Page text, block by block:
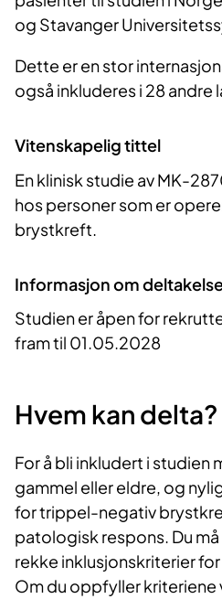
og Stavanger
Dette er en stor
også inkluderes i 28 andre
Vitenskapelig tittel
En klinisk studie av MK-
hos personer som er
brystkreft.
Informasjon om
Studien er åpen for
fram til 01.05.2028
Hvem kan delta?
For å bli inkludert i studien
gammel eller eldre, og
for trippel-negativ
patologisk respons. Du
rekke inklusjonskriterier
Om du oppfyller kriteriene